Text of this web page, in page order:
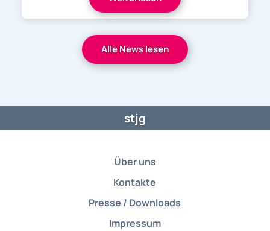
Alle News lesen
stjg
Über uns
Kontakte
Presse / Downloads
Impressum